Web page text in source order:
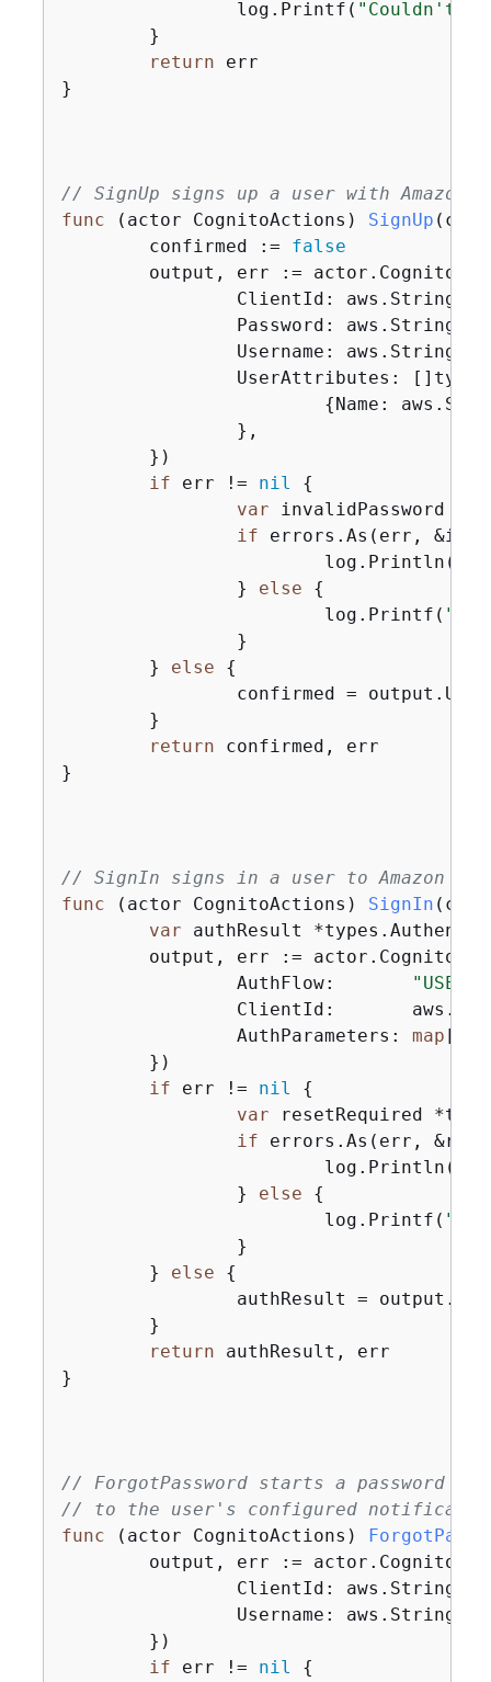
		log.Printf(
"Couldn't
return err
}
// SignUp signs up a user with Amazon
func
(actor CognitoActions) SignUp (ctx
	confirmed :=
false
output, err :=
UserAttributes:
{Name:
if err != nil
{
var invalidPassword
if errors.As(err,
		}
else
{
			log.Printf(
	}
else
{
return confirmed, err
}
// SignIn signs in a user to Amazon
func
(actor CognitoActions) SignIn (ctx
var authResult
output, err :=
		AuthFlow:
		AuthParameters:
map [
if err != nil
{
var resetRequired
if errors.As(err,
		}
else
{
			log.Printf(
	}
else
{
return authResult, err
}
// ForgotPassword starts a password
// to the user's configured
func
(actor CognitoActions)
output, err :=
if err != nil
{